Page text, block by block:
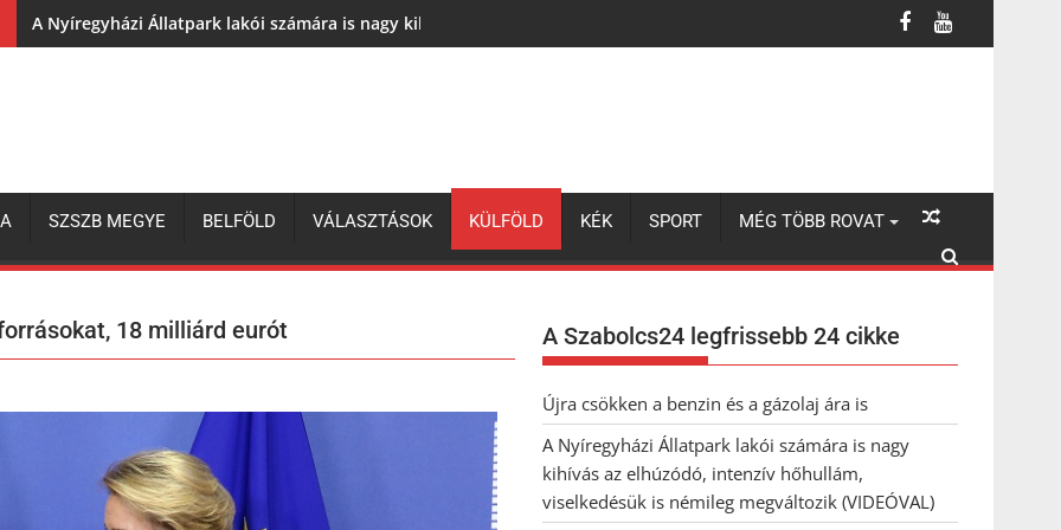
A Nyíregyházi Állatpark lakói számára is nagy kihívás az elhúzódó, intenzív hőhullám, viselkedésük is némileg megváltozik
SZSZB MEGYE BELFÖLD VÁLASZTÁSOK KÜLFÖLD KÉK SPORT MÉG TÖBB ROVAT
18 milliárd eurót A Szabolcs24 legfrissebb 24 cikke
Újra csökken a benzin és a gázolaj ára is
A Nyíregyházi Állatpark lakói számára is nagy
kihívás az elhúzódó, intenzív hőhullám,
viselkedésük is némileg megváltozik (VIDEÓVAL)